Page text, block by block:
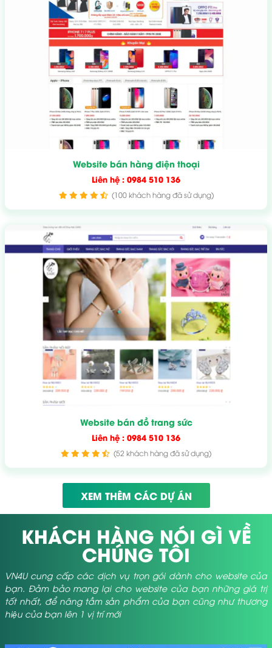
Website bán hàng điện thoại
Liên hệ : 0984 510 136
(100 khách hàng đã sử dụng)
Website bán đồ trang sức
Liên hệ : 0984 510 136
(52 khách hàng đã sử dụng)
XEM THÊM CÁC DỰ ÁN
KHÁCH HÀNG NÓI GÌ VỀ
CHÚNG TÔI
VN4U cung cấp các dịch vụ trọn gói dành cho website của
bạn. Đảm bảo mang lại cho website của bạn những giá trị
tốt nhất, để nâng tầm sản phẩm của bạn cũng như thương
hiệu của bạn lên 1 vị trí mới